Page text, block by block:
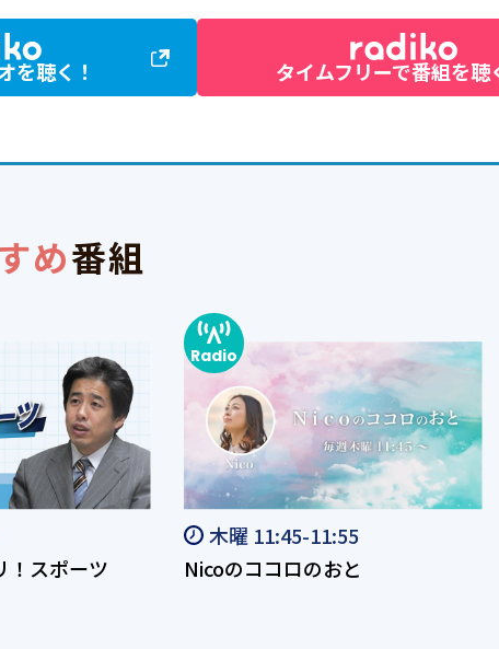
を聴く！ タイムフリーで番組を聴
め番組
！スポーツ
木曜 11:45-11:55
Nicoのココロのおと